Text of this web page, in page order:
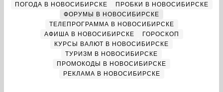
ПОГОДА В НОВОСИБИРСКЕ
ПРОБКИ В НОВОСИБИРСКЕ
ФОРУМЫ В НОВОСИБИРСКЕ
ТЕЛЕПРОГРАММА В НОВОСИБИРСКЕ
АФИША В НОВОСИБИРСКЕ
ГОРОСКОП
КУРСЫ ВАЛЮТ В НОВОСИБИРСКЕ
ТУРИЗМ В НОВОСИБИРСКЕ
ПРОМОКОДЫ В НОВОСИБИРСКЕ
РЕКЛАМА В НОВОСИБИРСКЕ